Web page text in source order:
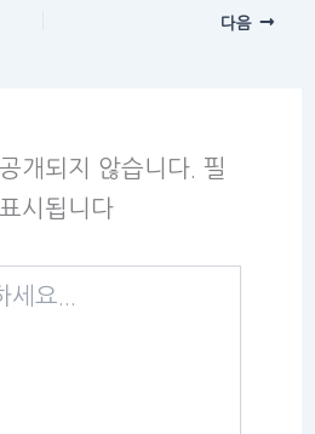
다음
개되지 않습니다. 필
시됩니다